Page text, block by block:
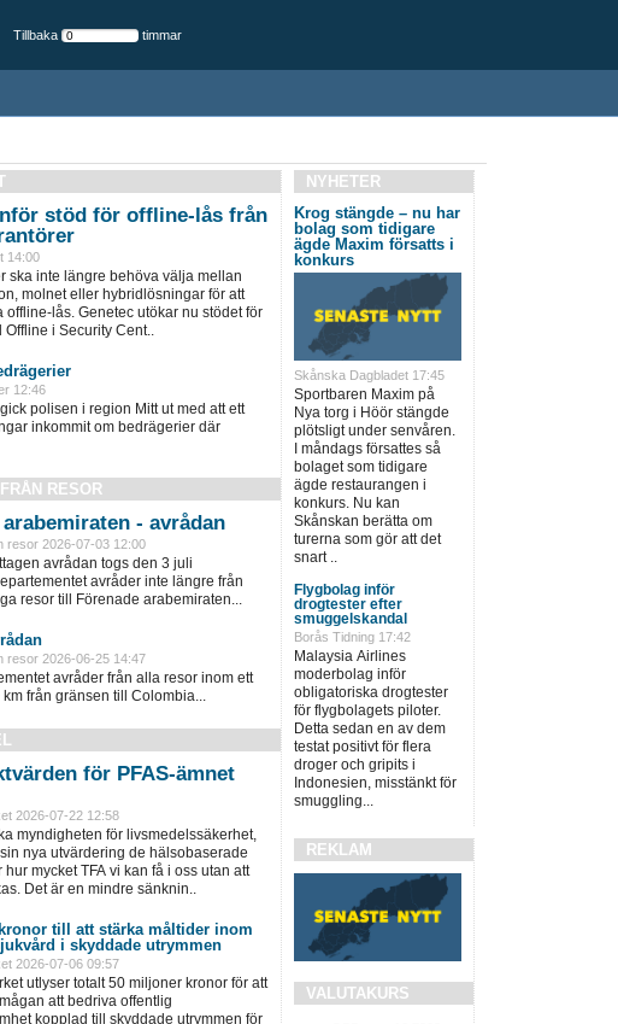
Tillbaka timmar
stöd för offline-lås från
14:00
ska inte längre behöva välja mellan
molnet eller hybridlösningar för att
offline-lås. Genetec utökar nu stödet för
Offline i Security Cent..
12:46
gick polisen i region Mitt ut med att ett
inkommit om bedrägerier där
RESOR
- avrådan
resor 2026-07-03 12:00
avrådan togs den 3 juli
avråder inte längre från
resor till Förenade arabemiraten...
resor 2026-06-25 14:47
avråder från alla resor inom ett
från gränsen till Colombia...
för PFAS-ämnet
2026-07-22 12:58
myndigheten för livsmedelssäkerhet,
nya utvärdering de hälsobaserade
mycket TFA vi kan få i oss utan att
Det är en mindre sänknin..
till att stärka måltider inom
i skyddade utrymmen
2026-07-06 09:57
utlyser totalt 50 miljoner kronor för att
att bedriva offentlig
kopplad till skyddade utrymmen för
NYHETER
Krog stängde – nu har
bolag som tidigare
ägde Maxim försatts i
konkurs
Skånska Dagbladet 17:45
Sportbaren Maxim på
Nya torg i Höör stängde
plötsligt under senvåren.
I måndags försattes så
bolaget som tidigare
ägde restaurangen i
konkurs. Nu kan
Skånskan berätta om
turerna som gör att det
snart ..
Flygbolag inför
drogtester efter
smuggelskandal
Borås Tidning 17:42
Malaysia Airlines
moderbolag inför
obligatoriska drogtester
för flygbolagets piloter.
Detta sedan en av dem
testat positivt för flera
droger och gripits i
Indonesien, misstänkt för
smuggling...
REKLAM
VALUTAKURS